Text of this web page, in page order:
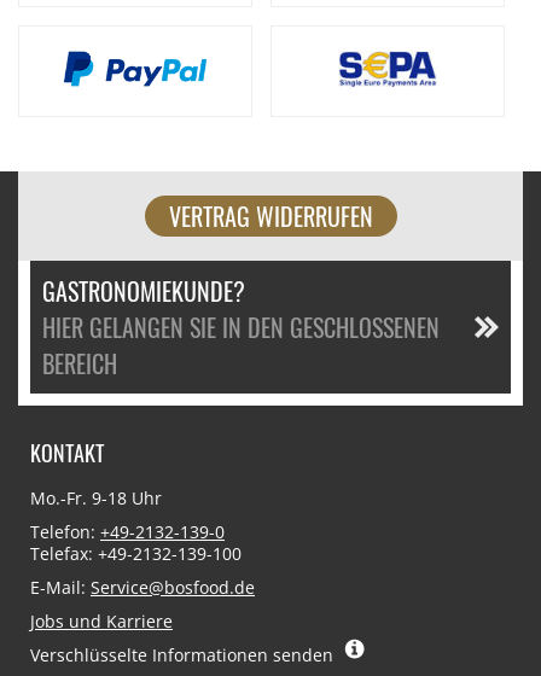
VERTRAG WIDERRUFEN
GASTRONOMIEKUNDE?
HIER GELANGEN SIE IN DEN GESCHLOSSENEN
BEREICH
KONTAKT
Mo.-Fr. 9-18 Uhr
Telefon: +49-2132-139-0
Telefax: +49-2132-139-100
E-Mail: Service@bosfood.de
Jobs und Karriere
Verschlüsselte Informationen senden